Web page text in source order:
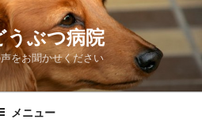
うぶつ病院
をお聞かせください
メニュー